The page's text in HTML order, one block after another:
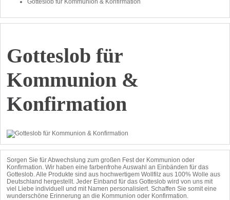
Gotteslob für Kommunion & Konfirmation
Gotteslob für
Kommunion &
Konfirmation
Sorgen Sie für Abwechslung zum großen Fest der Kommunion oder
Konfirmation. Wir haben eine farbenfrohe Auswahl an Einbänden für das
Gotteslob. Alle Produkte sind aus hochwertigem Wollfilz aus 100% Wolle aus
Deutschland hergestellt. Jeder Einband für das Gotteslob wird von uns mit
viel Liebe individuell und mit Namen personalisiert. Schaffen Sie somit eine
wunderschöne Erinnerung an die Kommunion oder Konfirmation.